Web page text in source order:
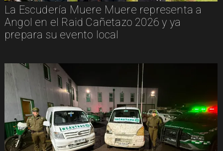
La Escudería Muere Muere representa a
Angol en el Raid Cañetazo 2026 y ya
prepara su evento local